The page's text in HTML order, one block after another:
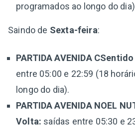
programados ao longo do
Saindo de Sexta-feira:
PARTIDA AVENIDA
entre 05:00 e 22:59 (18
longo do dia).
PARTIDA AVENIDA NOEL
Volta: saídas entre 05:30 e